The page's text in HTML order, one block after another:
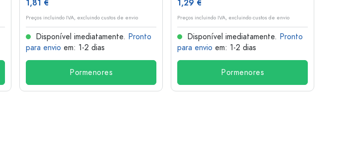
1,81 €
Preços incluindo IVA, excluindo custos de envio
Disponível imediatamente. Pronto
para envio em: 1-2 dias
Pormenores
1,29 €
Preços incluindo IVA, excluindo custos de envio
Disponível imediatamente. Pronto
para envio em: 1-2 dias
Pormenores